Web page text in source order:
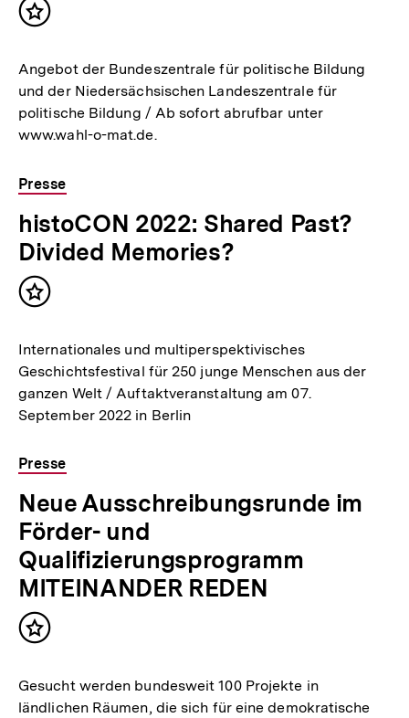
Inhalt
Angebot der Bundeszentrale für politische Bildung
und der Niedersächsischen Landeszentrale für
politische Bildung / Ab sofort abrufbar unter
www.wahl-o-mat.de.
Presse
histoCON 2022: Shared Past?
Divided Memories?
Inhalt
Internationales und multiperspektivisches
Geschichtsfestival für 250 junge Menschen aus der
ganzen Welt / Auftaktveranstaltung am 07.
September 2022 in Berlin
Presse
Neue Ausschreibungsrunde im
Förder- und
Qualifizierungsprogramm
MITEINANDER REDEN
Inhalt
Gesucht werden bundesweit 100 Projekte in
ländlichen Räumen, die sich für eine demokratische